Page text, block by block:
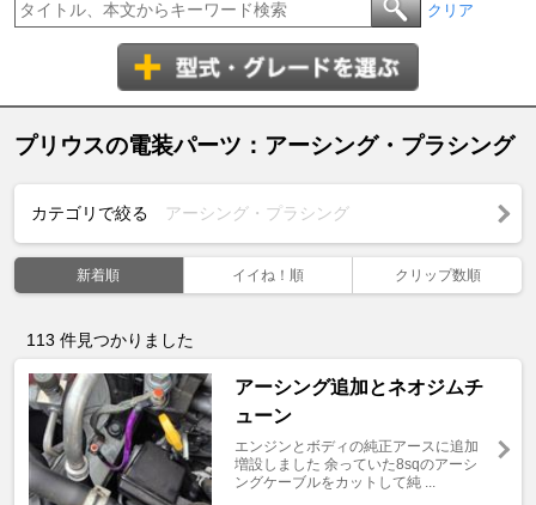
クリア
プリウスの電装パーツ：アーシング・プラシング
カテゴリで絞る アーシング・プラシング
新着順 イイね！順 クリップ数順
113 件見つかりました
アーシング追加とネオジムチ
ューン
エンジンとボディの純正アースに追加
増設しました 余っていた8sqのアーシ
ングケーブルをカットして純 ...